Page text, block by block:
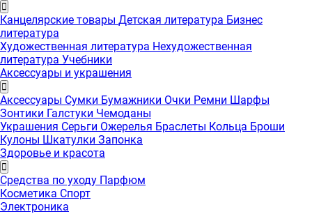
Канцелярские товары Детская литература Бизнес
литература
Художественная литература Нехудожественная
литература Учебники
Аксессуары и украшения
Аксессуары Сумки Бумажники Очки Ремни Шарфы
Зонтики Галстуки Чемоданы
Украшения Серьги Ожерелья Браслеты Кольца Броши
Кулоны Шкатулки Запонка
Здоровье и красота
Средства по уходу Парфюм
Косметика Спорт
Электроника